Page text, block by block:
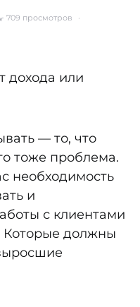
709 просмотров
дохода или
— то, что
тоже проблема.
необходимость
и
с клиентами
Которые должны